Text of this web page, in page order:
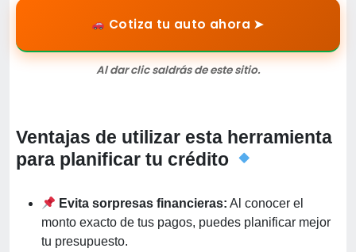
Cotiza tu auto ahora ➤
Al dar clic saldrás de este sitio.
Ventajas de utilizar esta herramienta
para planificar tu crédito
Evita sorpresas financieras: Al conocer el
monto exacto de tus pagos, puedes planificar mejor
tu presupuesto.